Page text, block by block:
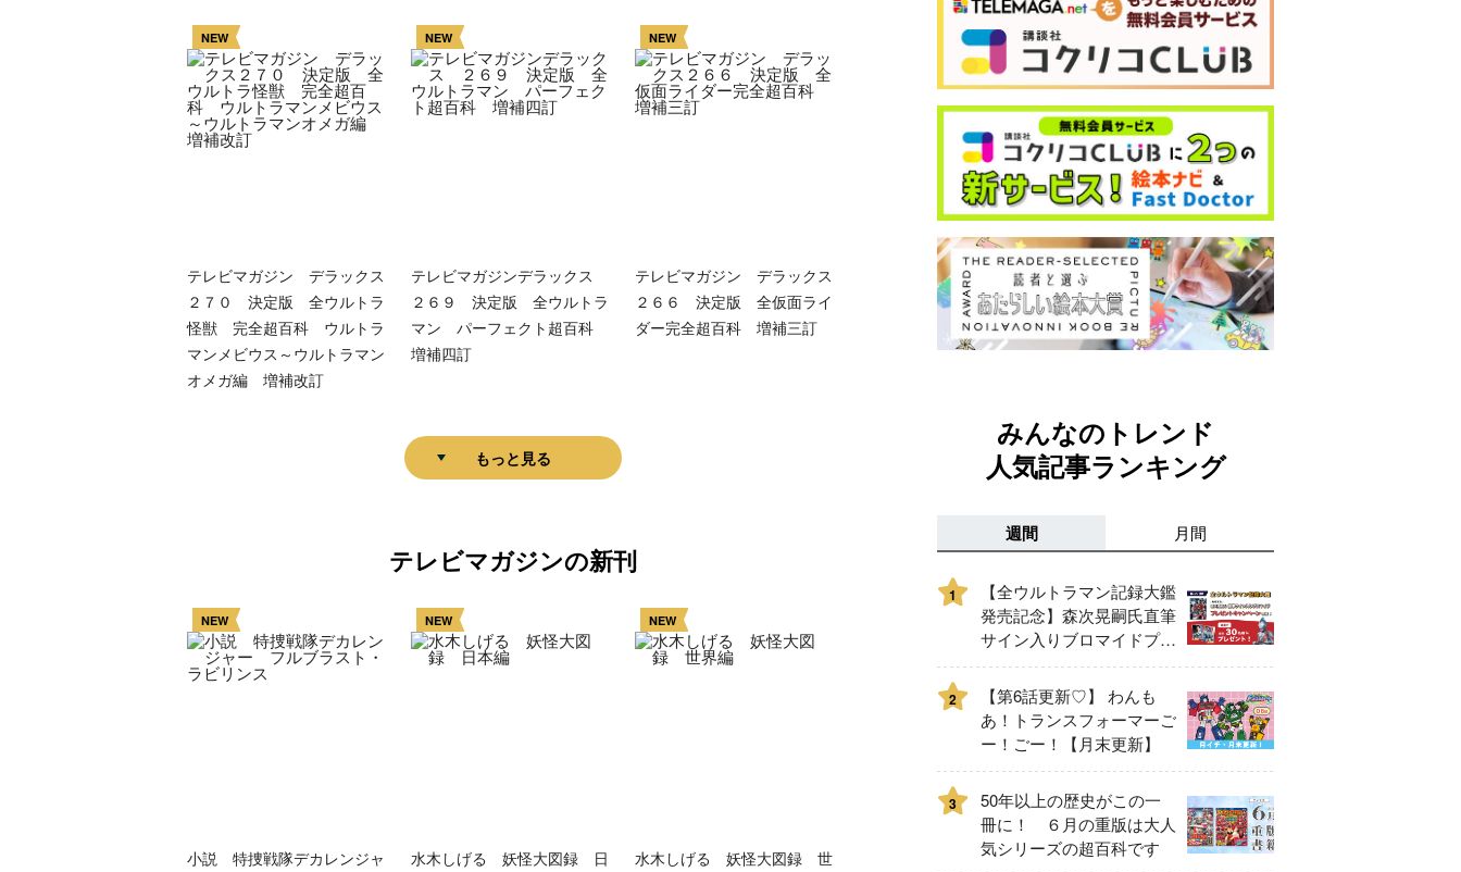
NEW
テレビマガジン デラックス
２７０ 決定版 全ウルトラ
怪獣 完全超百科 ウルトラ
マンメビウス～ウルトラマン
オメガ編 増補改訂
NEW
テレビマガジンデラックス
２６９ 決定版 全ウルトラ
マン パーフェクト超百科
増補四訂
NEW
テレビマガジン デラックス
２６６ 決定版 全仮面ライ
ダー完全超百科 増補三訂
もっと見る
テレビマガジンの新刊
NEW
小説 特捜戦隊デカレンジャ
NEW
水木しげる 妖怪大図録 日
NEW
水木しげる 妖怪大図録 世
みんなのトレンド
人気記事ランキング
週間 月間
1
【全ウルトラマン記録大鑑
発売記念】森次晃嗣氏直筆
サイン入りブロマイドプレ
ゼントキャンペーン開催！
2
【第6話更新♡】 わんも
あ！トランスフォーマーご
ー！ごー！【月末更新】
3
50年以上の歴史がこの一
冊に！ ６月の重版は大人
気シリーズの超百科です